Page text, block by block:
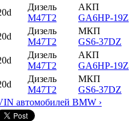
Дизель
M47T2
АКП
GA6HP-19Z
Дизель
M47T2
МКП
GS6-37DZ
Дизель
M47T2
АКП
GA6HP-19Z
Дизель
M47T2
МКП
GS6-37DZ
автомобилей BMW ›